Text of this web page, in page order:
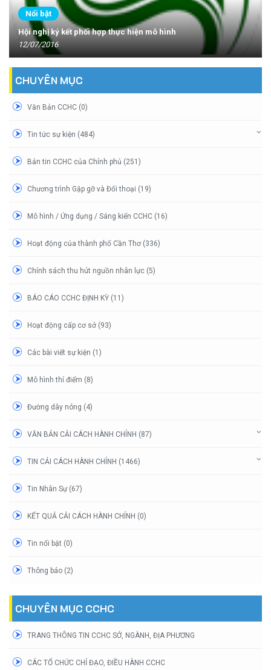
Nổi bật
Hội nghị ký kết phối hợp thực hiện mô hình
12/07/2016
CHUYÊN MỤC
Văn Bản CCHC (0)
Tin tức sự kiện (484)
Bản tin CCHC của Chính phủ (251)
Chương trình Gặp gỡ và Đối thoại (19)
Mô hình / Ứng dụng / Sáng kiến CCHC (16)
Hoạt động của thành phố Cần Thơ (336)
Chính sách thu hút nguồn nhân lực (5)
BÁO CÁO CCHC ĐỊNH KỲ (11)
Hoạt động cấp cơ sở (93)
Các bài viết sự kiện (1)
Mô hình thí điểm (8)
Đường dây nóng (4)
VĂN BẢN CẢI CÁCH HÀNH CHÍNH (87)
TIN CẢI CÁCH HÀNH CHÍNH (1466)
Tin Nhân Sự (67)
KẾT QUẢ CẢI CÁCH HÀNH CHÍNH (0)
Tin nổi bật (0)
Thông báo (2)
CHUYÊN MỤC CCHC
TRANG THÔNG TIN CCHC SỞ, NGÀNH, ĐỊA PHƯƠNG
CÁC TỔ CHỨC CHỈ ĐẠO, ĐIỀU HÀNH CCHC